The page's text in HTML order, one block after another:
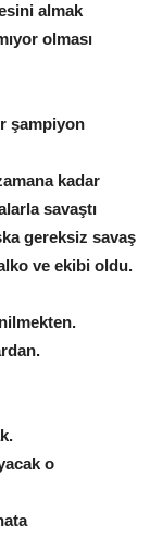
almak
olması
şampiyon
kadar
savaştı
gereksiz savaş
ve ekibi oldu.
o